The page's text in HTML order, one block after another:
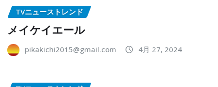
TVニューストレンド
メイケイエール
pikakichi2015@gmail.com 4月 27, 2024